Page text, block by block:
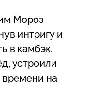
Мороз
интригу и
в камбэк.
устроили
на